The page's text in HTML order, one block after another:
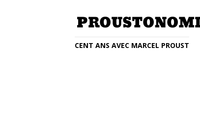
CENT ANS AVEC MARCEL PROUST